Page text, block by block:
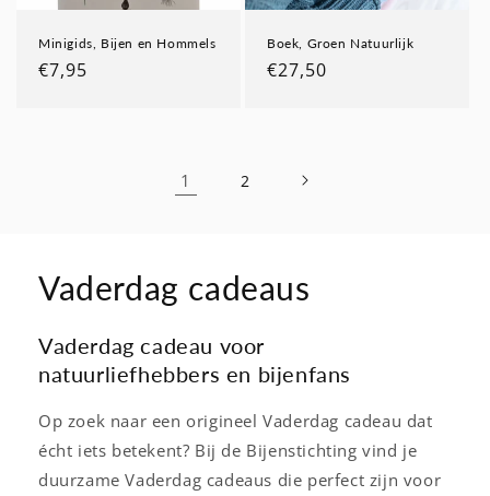
Minigids, Bijen en Hommels
Normale
€7,95
Boek, Groen Natuurlijk
Normale
€27,50
1 2
Vaderdag cadeaus
Vaderdag cadeau voor
natuurliefhebbers en bijenfans
Op zoek naar een origineel Vaderdag cadeau dat
écht iets betekent? Bij de Bijenstichting vind je
duurzame Vaderdag cadeaus die perfect zijn voor